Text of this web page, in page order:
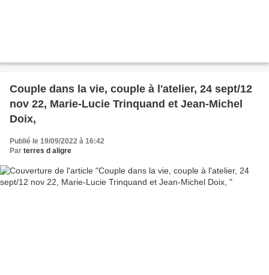
Couple dans la vie, couple à l'atelier, 24 sept/12
nov 22, Marie-Lucie Trinquand et Jean-Michel
Doix,
Publié le 19/09/2022 à 16:42
Par terres d aligre